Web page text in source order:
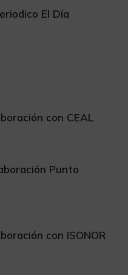
El Día
con CEAL
Punto
con ISONOR